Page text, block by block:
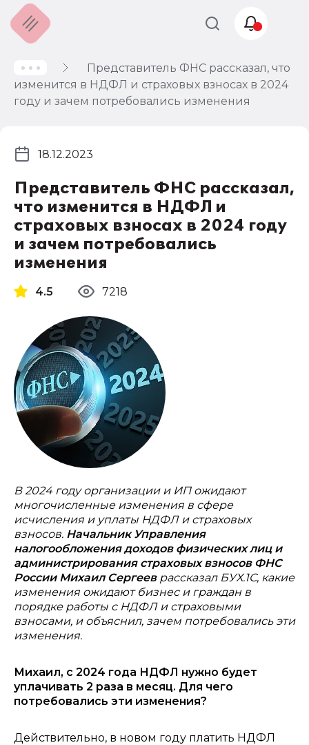
Представитель ФНС рассказал, что
изменится в НДФЛ и страховых взносах в 2024
году и зачем потребовались изменения
Представитель ФНС рассказал,
что изменится в НДФЛ и
страховых взносах в 2024 году
и зачем потребовались
изменения
18.12.2023
4.5 7218
В 2024 году организации и ИП ожидают
многочисленные изменения в сфере
исчисления и уплаты НДФЛ и страховых
взносов. Начальник Управления
налогообложения доходов физических лиц и
администрирования страховых взносов ФНС
России Михаил Сергееврассказал БУХ.1С, какие
изменения ожидают бизнес и граждан в
порядке работы с НДФЛ и страховыми
взносами, и объяснил, зачем потребовались эти
изменения.
Михаил, с 2024 года НДФЛ нужно будет
уплачивать 2 раза в месяц. Для чего
потребовались эти изменения?
Действительно, в новом году платить НДФЛ
Учет и
налогообложение